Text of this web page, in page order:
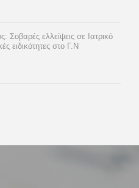
Σοβαρές ελλείψεις σε Ιατρικό
ειδικότητες στο Γ.Ν